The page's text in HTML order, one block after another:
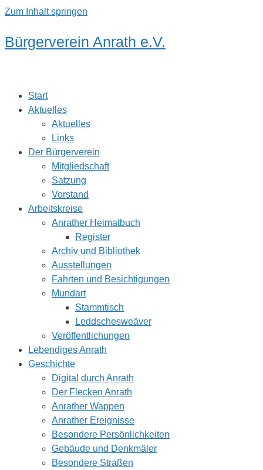
Zum Inhalt springen
Bürgerverein Anrath e.V.
Start
Aktuelles
Aktuelles
Links
Der Bürgerverein
Mitgliedschaft
Satzung
Vorstand
Arbeitskreise
Anrather Heimatbuch
Register
Archiv und Bibliothek
Ausstellungen
Fahrten und Besichtigungen
Mundart
Stammtisch
Leddschesweäver
Veröffentlichungen
Lebendiges Anrath
Geschichte
Digital durch Anrath
Der Flecken Anrath
Anrather Wappen
Anrather Ereignisse
Besondere Persönlichkeiten
Gebäude und Denkmäler
Besondere Straßen